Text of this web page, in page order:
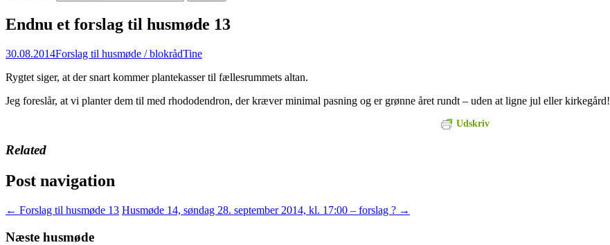
Endnu et forslag til husmøde 13
30.08.2014Forslag til husmøde / blokrådTine
Rygtet siger, at der snart kommer plantekasser til fællesrummets altan.
Jeg foreslår, at vi planter dem til med rhododendron, der kræver minimal pasning og er grønne året rundt – uden at ligne jul eller kirkegård!
Udskriv
Related
Post navigation
← Forslag til husmøde 13 Husmøde 14, søndag 28. september 2014, kl. 17:00 – forslag ? →
Næste husmøde